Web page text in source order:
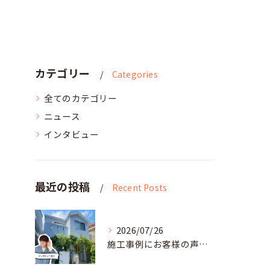
カテゴリー Categories
全てのカテゴリー
ニュース
インタビュー
最近の投稿 Recent Posts
2026/07/26
施工事例にお客様の声を追加しました！R8.6横須賀市A様邸